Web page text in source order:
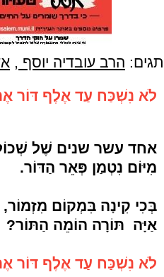
תגים: הרב עובדיה יוסף ,
לֹא נִשְׁכַּח עַד אֶלֶף דּוֹר
אחד עשר שנים שֶׁל
מִיּוֹם נִטְמַן פְּאֵר הַדּוֹר.
בְּכִי קִינָה בִּמְקוֹם מִזְמוֹר,
אַיָּה תּוֹרָה הוֹמֵה הַתּוֹר?
לֹא נִשְׁכַּח עַד אֶלֶף דּוֹר